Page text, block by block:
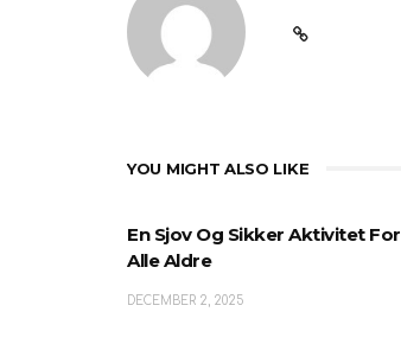
YOU MIGHT ALSO LIKE
En Sjov Og Sikker Aktivitet For
Alle Aldre
DECEMBER 2, 2025